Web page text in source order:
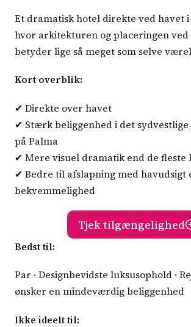
Et dramatisk hotel direkte ved havet i
hvor arkitekturen og placeringen
betyder lige så meget som selve
Kort overblik:
✔ Direkte over havet
✔ Stærk beliggenhed i det
på Palma
✔ Mere visuel dramatik end de fleste
✔ Bedre til afslapning med havudsigt
bekvemmelighed
Tjek tilgængelighed
Bedst til:
Par · Designbevidste luksusophold ·
ønsker en mindeværdig beliggenhed
Ikke ideelt til: